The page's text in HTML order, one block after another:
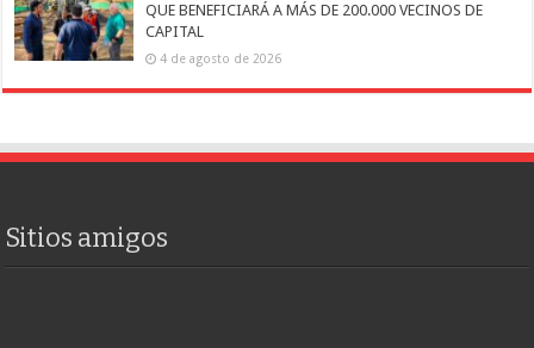
QUE BENEFICIARÁ A MÁS DE 200.000 VECINOS DE
CAPITAL
4 de agosto de 2026
Sitios amigos